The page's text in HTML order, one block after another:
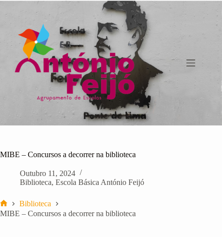
Pular
para
conteúdo
MIBE – Concursos a decorrer na biblioteca
Outubro 11, 2024
Biblioteca, Escola Básica António Feijó
Início
Biblioteca
MIBE – Concursos a decorrer na biblioteca